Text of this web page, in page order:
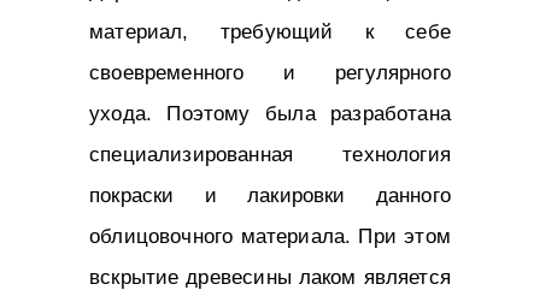
материал, требующий к себе
своевременного и регулярного
ухода. Поэтому была разработана
специализированная технология
покраски и лакировки данного
облицовочного материала. При этом
вскрытие древесины лаком является